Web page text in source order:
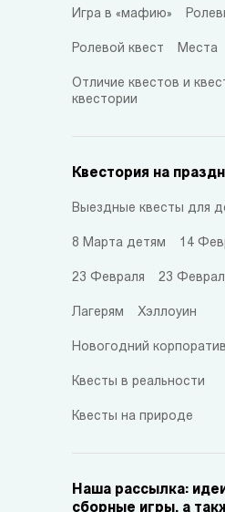
Игра в «мафию»
Ролевой квест Места
Отличие квестов и
квестории
Квестория на
Выездные квесты для
8 Марта детям 14
23 Февраля 23
Лагерям Хэллоуин
Новогодний корпоратив
Квесты в реальности
Квесты на природе
Наша рассылка:
сборные игры, а